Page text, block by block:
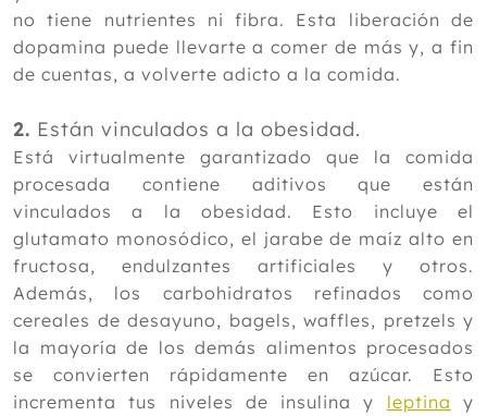
no tiene nutrientes ni fibra. Esta liberación de
dopamina puede llevarte a comer de más y, a fin
de cuentas, a volverte adicto a la comida.
2. Están vinculados a la obesidad.
Está virtualmente garantizado que la comida
procesada contiene aditivos que están
vinculados a la obesidad. Esto incluye el
glutamato monosódico, el jarabe de maíz alto en
fructosa, endulzantes artificiales y otros.
Además, los carbohidratos refinados como
cereales de desayuno, bagels, waffles, pretzels y
la mayoría de los demás alimentos procesados
se convierten rápidamente en azúcar. Esto
incrementa tus niveles de insulina y leptina y